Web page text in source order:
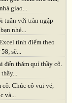
giao...
tuần với tràn ngập
nhé...
tính điểm theo
sẽ...
đến thăm quí thầy cô.
cô. Chúc cô vui vẻ,
và...